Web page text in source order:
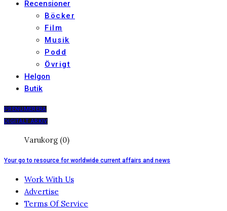
Recensioner
Böcker
Film
Musik
Podd
Övrigt
Helgon
Butik
PRENUMERERA
DIGITALT ARKIV
Varukorg (0)
Your go to resource for worldwide current affairs and news
Work With Us
Advertise
Terms Of Service